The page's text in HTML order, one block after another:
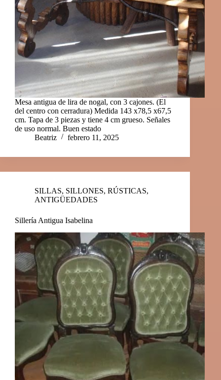
Mesa antigua de lira de nogal, con 3 cajones. (El
del centro con cerradura) Medida 143 x78,5 x67,5
cm. Tapa de 3 piezas y tiene 4 cm grueso. Señales
de uso normal. Buen estado
Beatriz
febrero 11, 2025
SILLAS, SILLONES, RÚSTICAS,
ANTIGÜEDADES
Sillería Antigua Isabelina